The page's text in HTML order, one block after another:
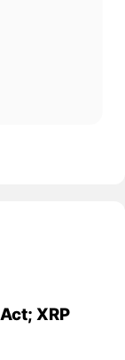
XRP